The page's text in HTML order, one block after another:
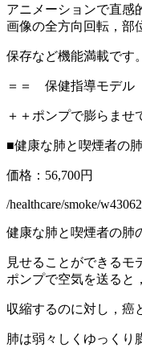
アニメーションで直感
画像の全方向回転，部
保存など機能満載です。
＝＝ 保健指導モデル
＋＋ポンプで膨らませ
■健康な肺と喫煙者の
価格：56,700円
/healthcare/smoke/
健康な肺と喫煙者の肺
見せることができるモ
ポンプで空気を送ると
収縮するのに対し，癌
肺は弱々しくゆっくり